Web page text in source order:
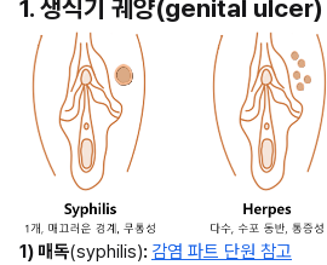
1. 생식기 궤양(genital ulcer)
1) 매독(syphilis): 감염 파트 단원 참고